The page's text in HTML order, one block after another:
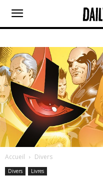
Accueil Divers
Divers Livres